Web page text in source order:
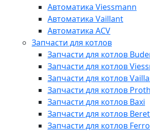
Автоматика Viessmann
Автоматика Vaillant
Автоматика ACV
Запчасти для котлов
Запчасти для котлов
Запчасти для котлов
Запчасти для котлов
Запчасти для котлов
Запчасти для котлов Baxi
Запчасти для котлов
Запчасти для котлов